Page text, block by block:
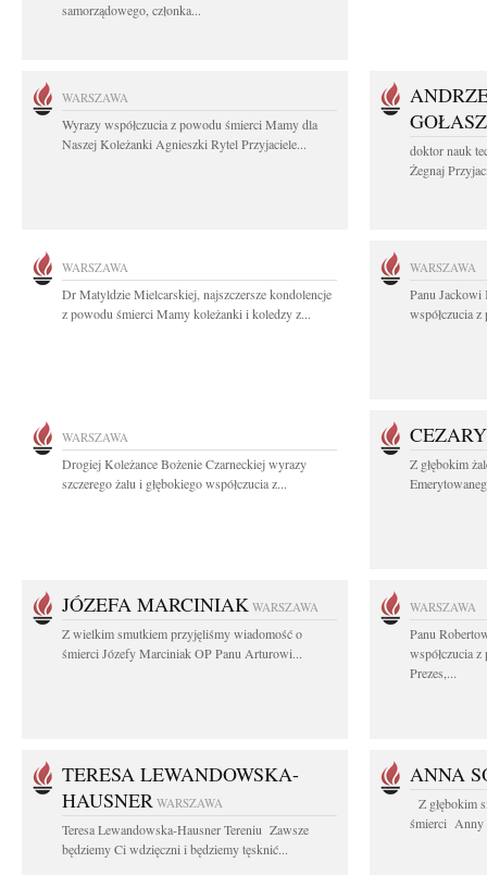
samorządowego, członka...
WARSZAWA
Wyrazy współczucia z powodu śmierci Mamy dla
Naszej Koleżanki Agnieszki Rytel Przyjaciele...
doktor nauk
Żegnaj
WARSZAWA
Dr Matyldzie Mielcarskiej, najszczersze kondolencje
z powodu śmierci Mamy koleżanki i koledzy z...
WARSZAWA
Panu Jackowi
współczucia
WARSZAWA
Drogiej Koleżance Bożenie Czarneckiej wyrazy
szczerego żalu i głębokiego współczucia z...
Z głębokim
JÓZEFA MARCINIAK WARSZAWA
Z wielkim smutkiem przyjęliśmy wiadomość o
śmierci Józefy Marciniak OP Panu Arturowi...
WARSZAWA
Panu
współczucia
Prezes,...
TERESA LEWANDOWSKA-
HAUSNER WARSZAWA
Teresa Lewandowska-Hausner Tereniu Zawsze
będziemy Ci wdzięczni i będziemy tęsknić...
ANNA
Z głębokim
śmierci Anny